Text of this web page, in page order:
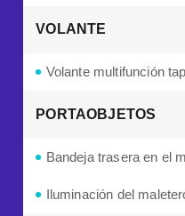
VOLANTE
Volante multifunción
PORTAOBJETOS
Bandeja trasera en el
Iluminación del